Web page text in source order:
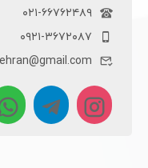
۰۲۱-۶۶۷۶۲۴۸۹
۰۹۲۱-۳۶۷۲۰۸۷